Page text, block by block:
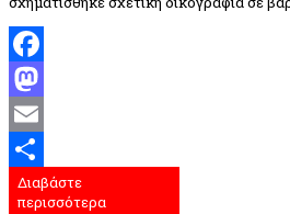
Facebook
Mastodon
Email
Μοιραστείτε
Διαβάστε
περισσότερα